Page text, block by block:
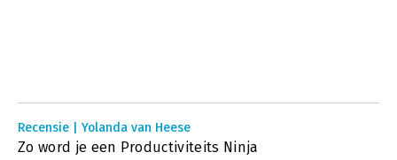
Recensie | Yolanda van Heese
Zo word je een Productiviteits Ninja